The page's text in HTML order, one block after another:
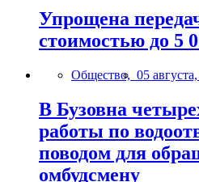
Упрощена
стоимостью до 5
Общество, 05
В Бузовна
работы по
поводом для
омбудсмену